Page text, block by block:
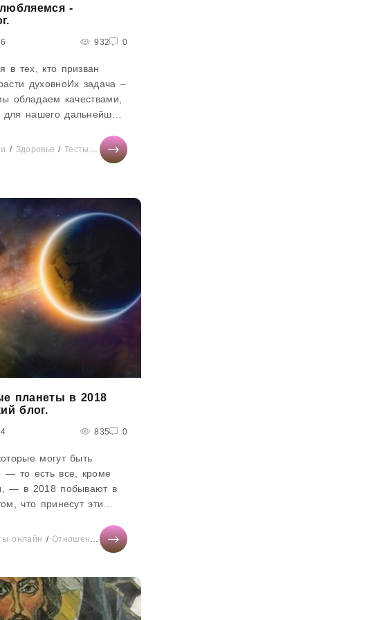
Диеты /Дом
-
932 0
в тех, кто призван
духовноИх задача –
обладаем качествами,
нашего дальнейшего
здравому...
/ Здоровье /Тесты онлайн /
/ СТАТЬИ/Дом/Диеты
планеты в 2018
блог.
835 0
могут быть
— то есть все, кроме
— в 2018 побывают в
что принесут эти
— Урана, Нептуна и
влиянием находятся
онлайн /Отношения /Здоровье